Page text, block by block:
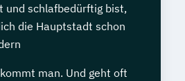
und schlafbedürftig bist,
die Hauptstadt schon
man. Und geht oft